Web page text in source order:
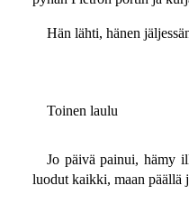
Hän lähti, hänen
Toinen laulu
Jo päivä painui, hämy
luodut kaikki, maan päällä